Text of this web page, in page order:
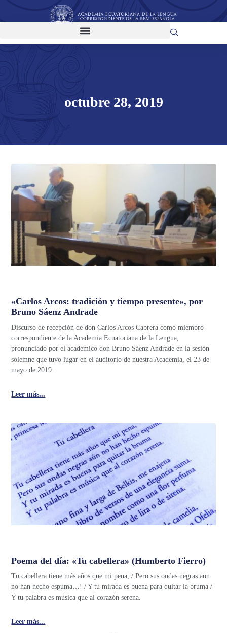
octubre 28, 2019
«Carlos Arcos: tradición y tiempo presente», por
Bruno Sáenz Andrade
Discurso de recepción de don Carlos Arcos Cabrera como miembro
correspondiente de la Academia Ecuatoriana de la Lengua,
pronunciado por el académico don Bruno Sáenz Andrade en la sesión
solemne que tuvo lugar en el auditorio de nuestra Academia, el 23 de
mayo de 2019.
Leer más...
Poema del día: «Tu cabellera» (Humberto Fierro)
Tu cabellera tiene más años que mi pena, / Pero sus ondas negras aun
no han hecho espuma…! / Y tu mirada es buena para quitar la bruma /
Y tu palabra es música que al corazón serena.
Leer más...